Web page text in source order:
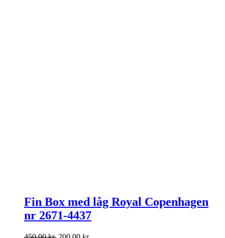
Fin Box med låg Royal Copenhagen
nr 2671-4437
Den